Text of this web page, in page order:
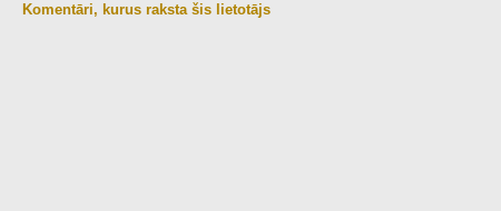
Komentāri, kurus raksta šis lietotājs